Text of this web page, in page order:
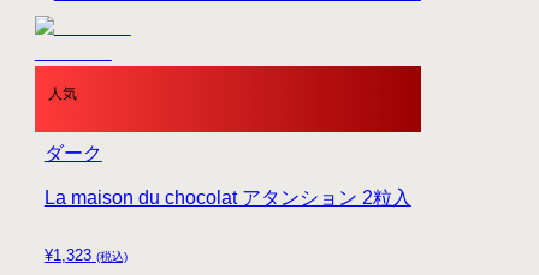
人気
¥1,323 (税込)
La maison du chocolat アタンション 2粒入
ダーク